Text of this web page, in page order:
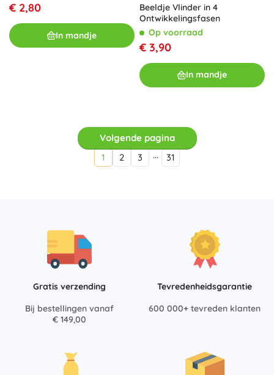
€ 2,80
In mandje
Beeldje Vlinder in 4
Ontwikkelingsfasen
Op voorraad
€ 3,90
In mandje
Volgende pagina
1
2 3 … 31
Gratis verzending
Bij bestellingen vanaf
€ 149,00
Tevredenheidsgarantie
600 000+ tevreden klanten